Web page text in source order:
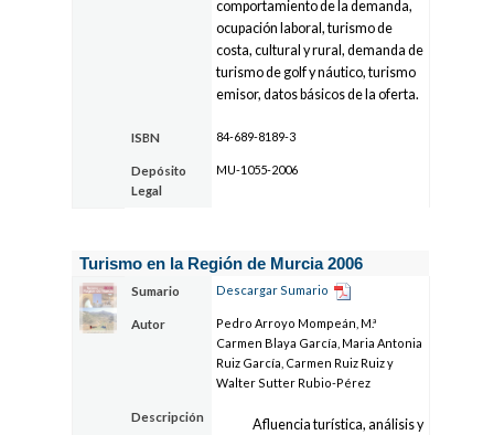
comportamiento de la demanda,
ocupación laboral, turismo de
costa, cultural y rural, demanda de
turismo de golf y náutico, turismo
emisor, datos básicos de la oferta.
ISBN 84-689-8189-3
Depósito
Legal
MU-1055-2006
Turismo en la Región de Murcia 2006
Sumario Descargar Sumario
Autor
Pedro Arroyo Mompeán, M.ª
Carmen Blaya García, Maria Antonia
Ruiz García, Carmen Ruiz Ruiz y
Walter Sutter Rubio-Pérez
Descripción
Afluencia turística, análisis y